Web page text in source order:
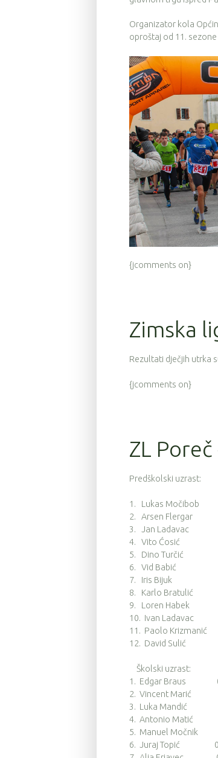
Organizator kola
oproštaj od 11.
{jcomments on}
Zimska
Rezultati dječjih utrka
{jcomments on}
ZL
Predškolski uzrast:
1. Lukas Močibob
2. Arsen Flergar
3. Jan Ladavac
4. Vito Ćosić
5. Dino Turčić
6. Vid Babić
7. Iris Bijuk
8. Karlo Bratulić
9. Loren Habek
10. Ivan Ladavac
11. Paolo Krizmanić
12. David Sulić
Školski uzrast:
1. Edgar Braus
2. Vincent Marić
3. Luka Mandić
4. Antonio Matić
5. Manuel Močnik
6. Juraj Topić 06